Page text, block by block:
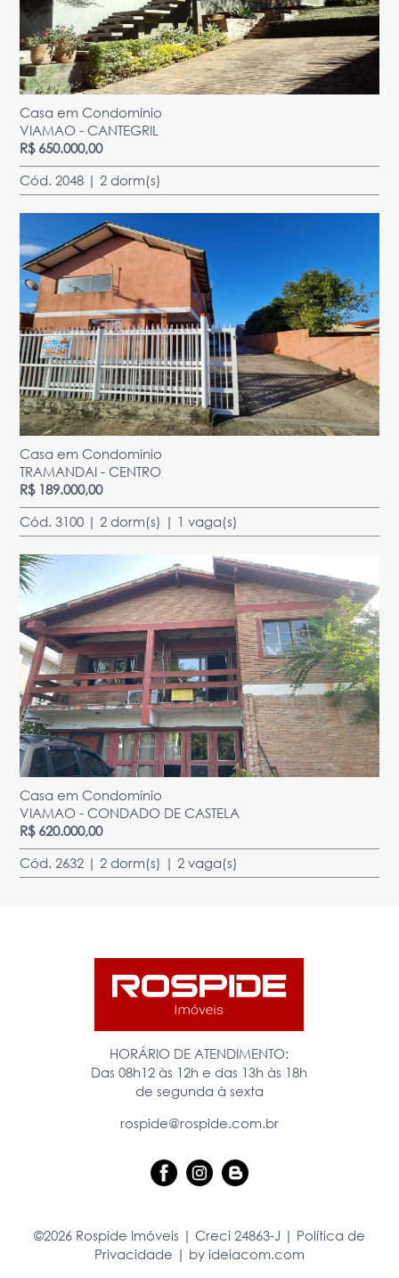
Casa em Condomínio
VIAMAO - CANTEGRIL
R$ 650.000,00
Cód. 2048 | 2 dorm(s)
Casa em Condomínio
TRAMANDAI - CENTRO
R$ 189.000,00
Cód. 3100 | 2 dorm(s) | 1 vaga(s)
Casa em Condomínio
VIAMAO - CONDADO DE CASTELA
R$ 620.000,00
Cód. 2632 | 2 dorm(s) | 2 vaga(s)
HORÁRIO DE ATENDIMENTO:
Das 08h12 às 12h e das 13h às 18h
de segunda à sexta
rospide@rospide.com.br
©2026 Rospide Imóveis | Creci 24863-J | Política de
Privacidade | by ideiacom.com